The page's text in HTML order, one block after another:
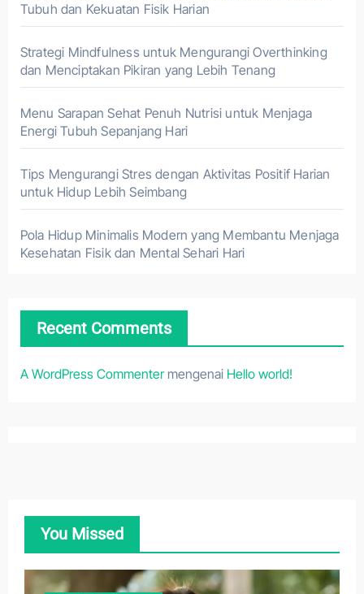
Tubuh dan Kekuatan Fisik Harian
Strategi Mindfulness untuk Mengurangi Overthinking
dan Menciptakan Pikiran yang Lebih Tenang
Menu Sarapan Sehat Penuh Nutrisi untuk Menjaga
Energi Tubuh Sepanjang Hari
Tips Mengurangi Stres dengan Aktivitas Positif Harian
untuk Hidup Lebih Seimbang
Pola Hidup Minimalis Modern yang Membantu Menjaga
Kesehatan Fisik dan Mental Sehari Hari
Recent Comments
A WordPress Commentermengenai Hello world!
You Missed